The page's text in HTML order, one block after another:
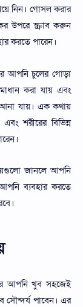
নিন। গোসল করার
উপরে স্ক্রাব করুন
করতে পারেন।
আপনি চুলের গোড়া
করা যায় এবং
আনা যায়। এক কথায়
শরীরের বিভিন্ন
জানলে আপনি
ব্যবহার করতে
আপনি খুব সহজেই
সৌন্দর্য পাবেন। এর